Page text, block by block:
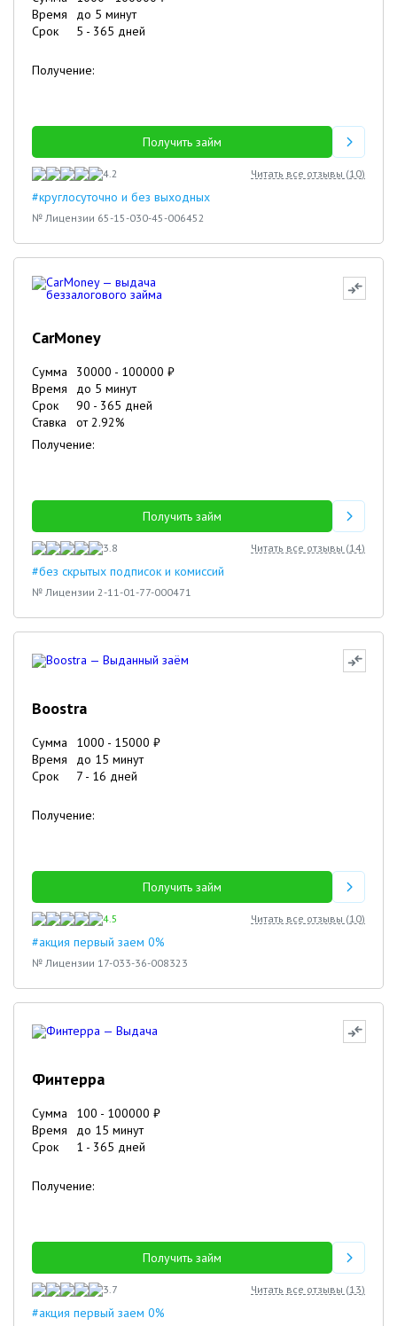
Время
до 5 минут
Срок
5 - 365 дней
Получение:
Получить займ
4.2 Читать все отзывы (10)
#круглосуточно и без выходных
№ Лицензии 65-15-030-45-006452
CarMoney
Сумма 30000 - 100000 ₽
Время
до 5 минут
Срок
90 - 365 дней
Ставка
от2.92%
Получение:
Получить займ
3.8 Читать все отзывы (14)
#без скрытых подписок и комиссий
№ Лицензии 2-11-01-77-000471
Boostra
Сумма 1000 - 15000 ₽
Время
до 15 минут
Срок
7 - 16 дней
Получение:
Получить займ
4.5 Читать все отзывы (10)
#акция первый заем 0%
№ Лицензии 17-033-36-008323
Финтерра
Сумма 100 - 100000 ₽
Время
до 15 минут
Срок
1 - 365 дней
Получение:
Получить займ
3.7 Читать все отзывы (13)
#акция первый заем 0%